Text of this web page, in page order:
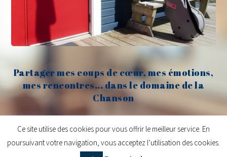
Partager mes coups de cœur, mes émotions,
mes rencontres... dans le domaine de la
Chanson
Claude Fèvre
Claude Fèvre | Chanter c'est lancer des balles
Ce site utilise des cookies pour vous offrir le meilleur service. En
poursuivant votre navigation, vous acceptez l’utilisation des cookies.